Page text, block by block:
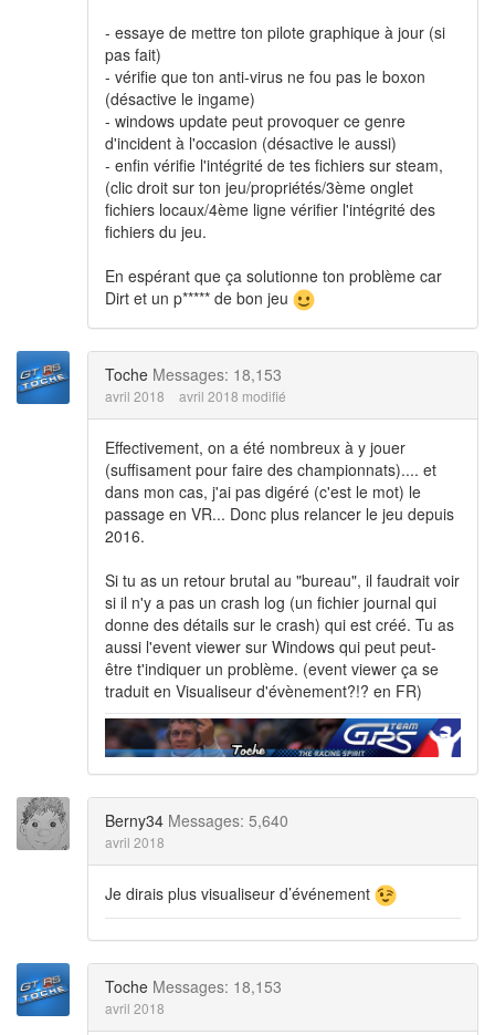
- essaye de mettre ton pilote graphique à jour (si
pas fait)
- vérifie que ton anti-virus ne fou pas le boxon
(désactive le ingame)
- windows update peut provoquer ce genre
d'incident à l'occasion (désactive le aussi)
- enfin vérifie l'intégrité de tes fichiers sur steam,
(clic droit sur ton jeu/propriétés/3ème onglet
fichiers locaux/4ème ligne vérifier l'intégrité des
fichiers du jeu.
En espérant que ça solutionne ton problème car
Dirt et un p***** de bon jeu
Toche Messages: 18,153
avril 2018 avril 2018 modifié
Effectivement, on a été nombreux à y jouer
(suffisament pour faire des championnats).... et
dans mon cas, j'ai pas digéré (c'est le mot) le
passage en VR... Donc plus relancer le jeu depuis
2016.
Si tu as un retour brutal au "bureau", il faudrait voir
si il n'y a pas un crash log (un fichier journal qui
donne des détails sur le crash) qui est créé. Tu as
aussi l'event viewer sur Windows qui peut peut-
être t'indiquer un problème. (event viewer ça se
traduit en Visualiseur d'évènement?!? en FR)
Berny34 Messages: 5,640
avril 2018
Je dirais plus visualiseur d’événement
Toche Messages: 18,153
avril 2018